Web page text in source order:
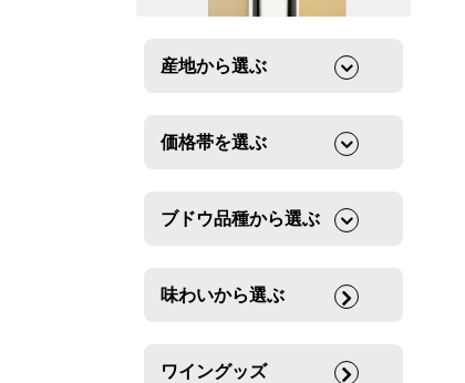
産地から選ぶ
価格帯を選ぶ
ブドウ品種から選ぶ
味わいから選ぶ
ワイングッズ